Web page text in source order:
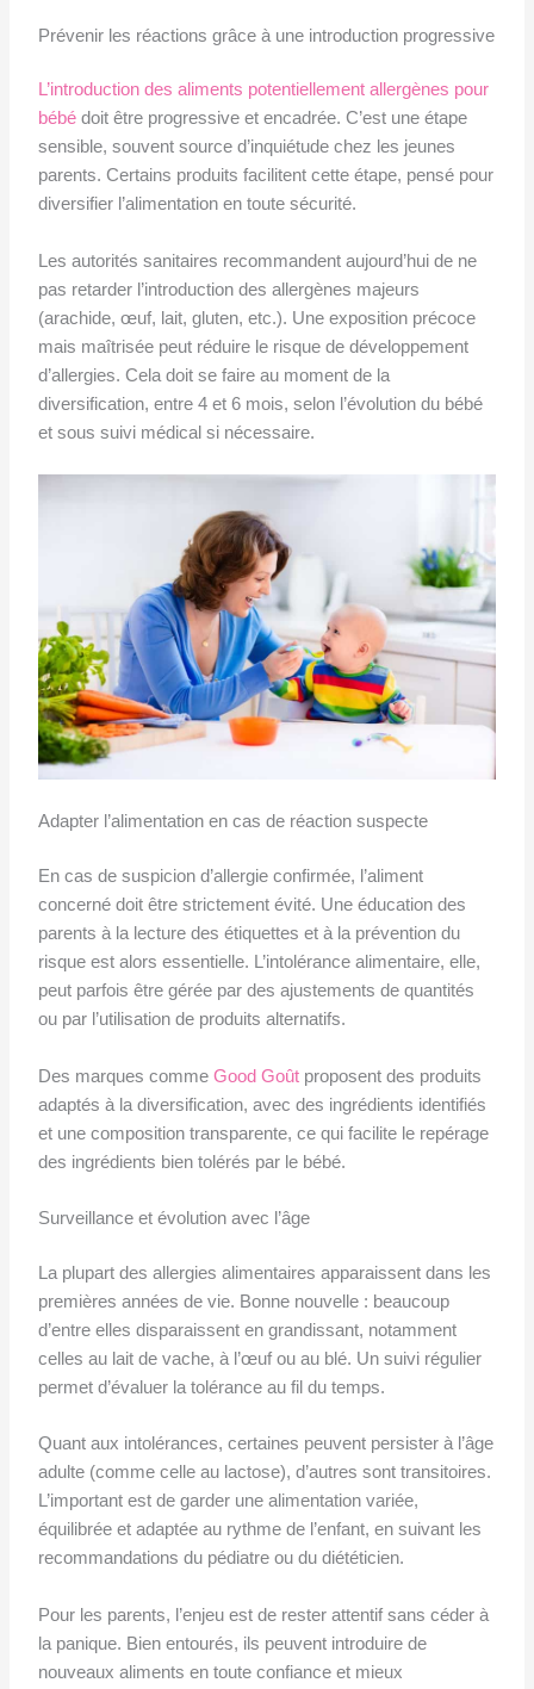
Prévenir les réactions grâce à une introduction progressive
L’introduction des aliments potentiellement allergènes pour
bébédoit être progressive et encadrée. C’est une étape
sensible, souvent source d’inquiétude chez les jeunes
parents. Certains produits facilitent cette étape, pensé pour
diversifier l’alimentation en toute sécurité.
Les autorités sanitaires recommandent aujourd’hui de ne
pas retarder l’introduction des allergènes majeurs
(arachide, œuf, lait, gluten, etc.). Une exposition précoce
mais maîtrisée peut réduire le risque de développement
d’allergies. Cela doit se faire au moment de la
diversification, entre 4 et 6 mois, selon l’évolution du bébé
et sous suivi médical si nécessaire.
Adapter l’alimentation en cas de réaction suspecte
En cas de suspicion d’allergie confirmée, l’aliment
concerné doit être strictement évité. Une éducation des
parents à la lecture des étiquettes et à la prévention du
risque est alors essentielle. L’intolérance alimentaire, elle,
peut parfois être gérée par des ajustements de quantités
ou par l’utilisation de produits alternatifs.
Des marques comme Good Goûtproposent des produits
adaptés à la diversification, avec des ingrédients identifiés
et une composition transparente, ce qui facilite le repérage
des ingrédients bien tolérés par le bébé.
Surveillance et évolution avec l’âge
La plupart des allergies alimentaires apparaissent dans les
premières années de vie. Bonne nouvelle : beaucoup
d’entre elles disparaissent en grandissant, notamment
celles au lait de vache, à l’œuf ou au blé. Un suivi régulier
permet d’évaluer la tolérance au fil du temps.
Quant aux intolérances, certaines peuvent persister à l’âge
adulte (comme celle au lactose), d’autres sont transitoires.
L’important est de garder une alimentation variée,
équilibrée et adaptée au rythme de l’enfant, en suivant les
recommandations du pédiatre ou du diététicien.
Pour les parents, l’enjeu est de rester attentif sans céder à
la panique. Bien entourés, ils peuvent introduire de
nouveaux aliments en toute confiance et mieux